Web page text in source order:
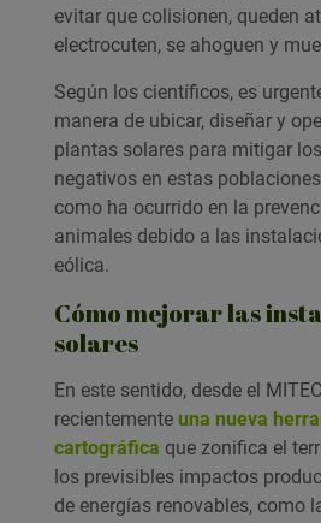
evitar que colisionen, queden
electrocuten, se ahoguen y
Según los científicos, es
manera de ubicar, diseñar y
plantas solares para mitigar
negativos en estas
como ha ocurrido en la
animales debido a las
eólica.
Cómo mejorar las
solares
En este sentido, desde el
recientemente una nueva
cartográfica que zonifica el
los previsibles impactos
de energías renovables, como